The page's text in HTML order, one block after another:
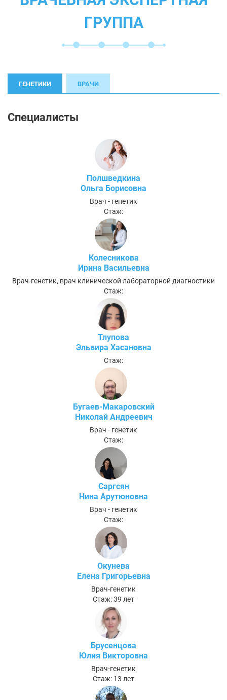
ГРУППА
ГЕНЕТИКИ ВРАЧИ
Специалисты
Полшведкина
Ольга Борисовна
Врач - генетик
Стаж:
Колесникова
Ирина Васильевна
Врач-генетик, врач клинической лабораторной диагностики
Стаж:
Тлупова
Эльвира Хасановна
Стаж:
Бугаев-Макаровский
Николай Андреевич
Врач - генетик
Стаж:
Саргсян
Нина Арутюновна
Врач - генетик
Стаж:
Окунева
Елена Григорьевна
Врач-генетик
Стаж: 39 лет
Брусенцова
Юлия Викторовна
Врач-генетик
Стаж: 13 лет